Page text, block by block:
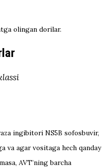
olingan dorilar.
ingibitori NS5B sofosbuvir,
va agar vositaga hech qanday
AVT’ning barcha